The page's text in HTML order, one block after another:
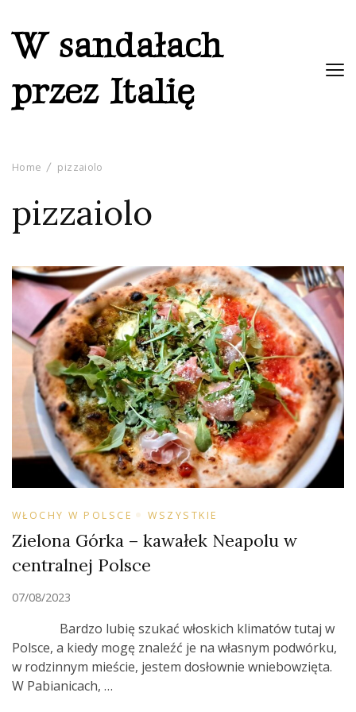
W sandałach
przez Italię
Home pizzaiolo
pizzaiolo
WŁOCHY W POLSCE WSZYSTKIE
Zielona Górka – kawałek Neapolu w
centralnej Polsce
07/08/2023
Bardzo lubię szukać włoskich klimatów tutaj w
Polsce, a kiedy mogę znaleźć je na własnym podwórku,
w rodzinnym mieście, jestem dosłownie wniebowzięta.
W Pabianicach, …